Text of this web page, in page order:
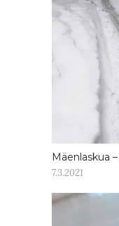
Mäenlaskua
7.3.2021